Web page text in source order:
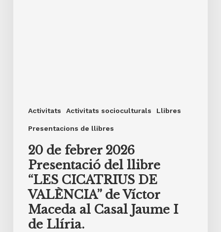
Activitats Activitats socioculturals Llibres
Presentacions de llibres
20 de febrer 2026
Presentació del llibre
“LES CICATRIUS DE
VALÈNCIA” de Víctor
Maceda al Casal Jaume I
de Llíria.